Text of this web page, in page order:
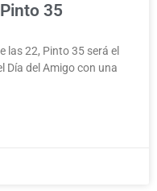
35
las 22, Pinto 35 será el
Día del Amigo con una